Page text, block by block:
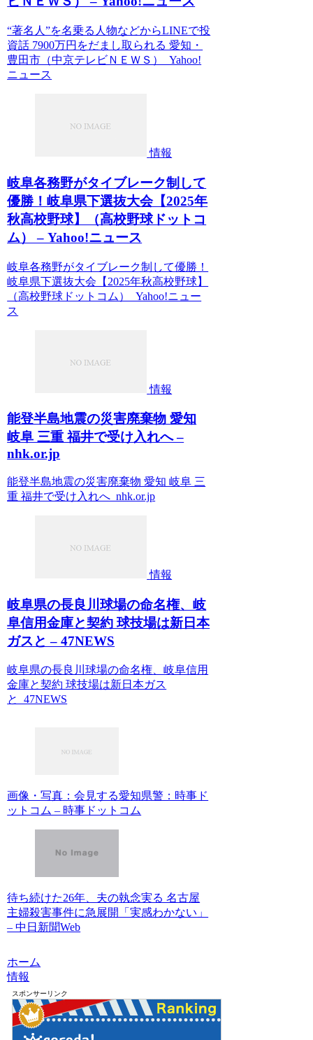
“著名人”を名乗る人物などからLINEで投
資話 7900万円をだまし取られる 愛知・
豊田市（中京テレビＮＥＷＳ） Yahoo!
ニュース
情報
岐阜各務野がタイブレーク制して
優勝！岐阜県下選抜大会【2025年
秋高校野球】（高校野球ドットコ
ム） – Yahoo!ニュース
岐阜各務野がタイブレーク制して優勝！
岐阜県下選抜大会【2025年秋高校野球】
（高校野球ドットコム） Yahoo!ニュー
ス
情報
能登半島地震の災害廃棄物 愛知
岐阜 三重 福井で受け入れへ –
nhk.or.jp
能登半島地震の災害廃棄物 愛知 岐阜 三
重 福井で受け入れへ nhk.or.jp
情報
岐阜県の長良川球場の命名権、岐
阜信用金庫と契約 球技場は新日本
ガスと – 47NEWS
岐阜県の長良川球場の命名権、岐阜信用
金庫と契約 球技場は新日本ガス
と 47NEWS
画像・写真：会見する愛知県警：時事ド
ットコム – 時事ドットコム
待ち続けた26年、夫の執念実る 名古屋
主婦殺害事件に急展開「実感わかない」
– 中日新聞Web
ホーム
情報
スポンサーリンク